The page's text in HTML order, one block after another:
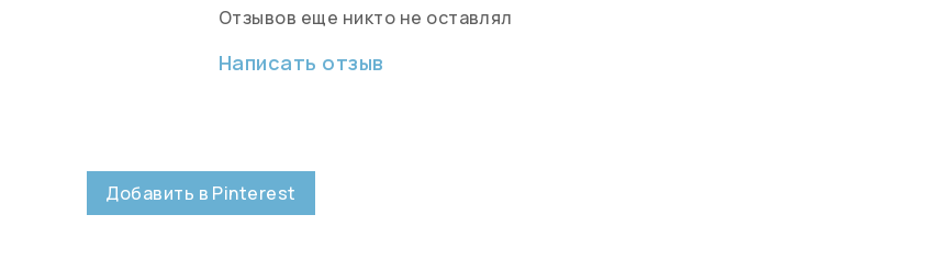
Отзывов еще никто не оставлял
Написать отзыв
Добавить в Pinterest